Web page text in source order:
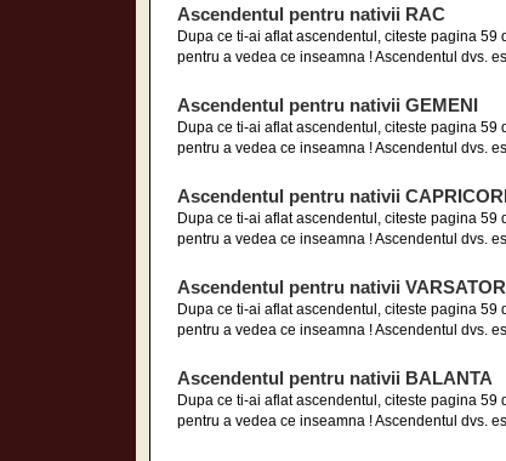
Ascendentul pentru nativii RAC
Dupa ce ti-ai aflat ascendentul, citeste pagina 59
pentru a vedea ce inseamna ! Ascendentul dvs.
Ascendentul pentru nativii GEMENI
Dupa ce ti-ai aflat ascendentul, citeste pagina 59
pentru a vedea ce inseamna ! Ascendentul dvs.
Ascendentul pentru nativii
Dupa ce ti-ai aflat ascendentul, citeste pagina 59
pentru a vedea ce inseamna ! Ascendentul dvs.
Ascendentul pentru nativii VARSATOR
Dupa ce ti-ai aflat ascendentul, citeste pagina 59
pentru a vedea ce inseamna ! Ascendentul dvs.
Ascendentul pentru nativii BALANTA
Dupa ce ti-ai aflat ascendentul, citeste pagina 59
pentru a vedea ce inseamna ! Ascendentul dvs.